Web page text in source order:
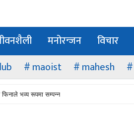
मनोरन्जन विचार
maoist mahesh
फिनाले भव्य रूपमा सम्पन्न